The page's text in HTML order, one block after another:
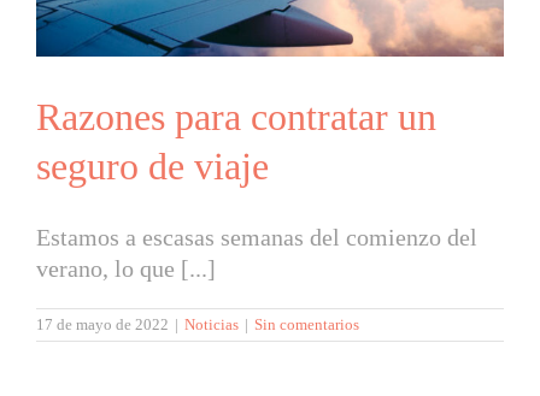
Razones para contratar un
seguro de viaje
Estamos a escasas semanas del comienzo del
verano, lo que [...]
17 de mayo de 2022 | Noticias | Sin comentarios